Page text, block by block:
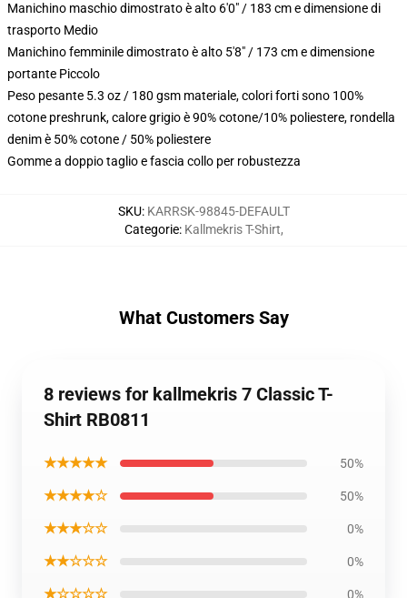
Manichino maschio dimostrato è alto 6'0" / 183 cm e dimensione di
trasporto Medio
Manichino femminile dimostrato è alto 5'8" / 173 cm e dimensione
portante Piccolo
Peso pesante 5.3 oz / 180 gsm materiale, colori forti sono 100%
cotone preshrunk, calore grigio è 90% cotone/10% poliestere, rondella
denim è 50% cotone / 50% poliestere
Gomme a doppio taglio e fascia collo per robustezza
SKU: KARRSK-98845-DEFAULT
Categorie: Kallmekris T-Shirt,
What Customers Say
8 reviews for kallmekris 7 Classic T-
Shirt RB0811
★★★★★ 50%
★★★★☆ 50%
★★★☆☆ 0%
★★☆☆☆ 0%
★☆☆☆☆ 0%